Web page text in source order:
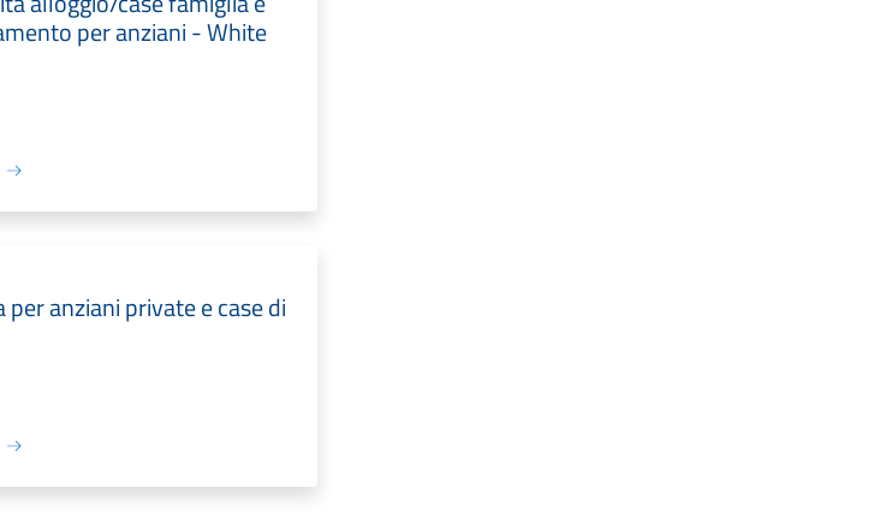
per anziani - White
per anziani private e case di